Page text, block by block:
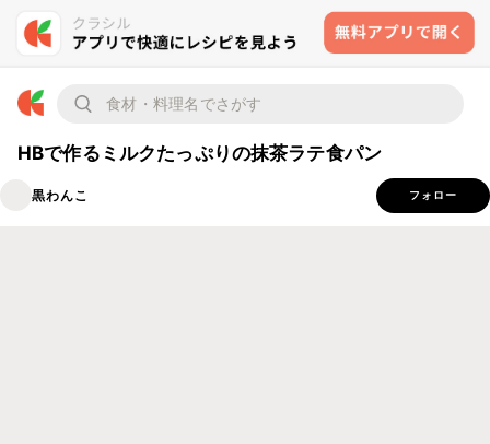
HBで作るミルクたっぷりの抹茶ラテ食パン
黒わんこ フォロー